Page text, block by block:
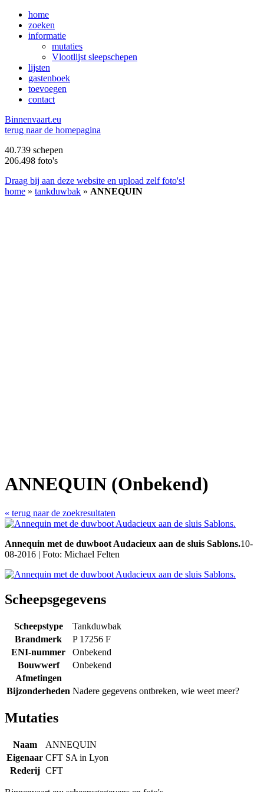
home
zoeken
informatie
mutaties
Vlootlijst sleepschepen
lijsten
gastenboek
toevoegen
contact
Binnenvaart.eu
terug naar de homepagina
40.739 schepen
206.498 foto's
Draag bij aan deze website en upload zelf foto's!
home » tankduwbak » ANNEQUIN
ANNEQUIN (Onbekend)
« terug naar de zoekresultaten
Annequin met de duwboot Audacieux aan de sluis Sablons.10-
08-2016 | Foto: Michael Felten
Scheepsgegevens
Scheepstype
Tankduwbak
Brandmerk
P 17256 F
ENI-nummer
Onbekend
Bouwwerf
Onbekend
Afmetingen
Bijzonderheden Nadere gegevens ontbreken, wie weet meer?
Mutaties
Naam
ANNEQUIN
Eigenaar CFT SA in Lyon
Rederij CFT